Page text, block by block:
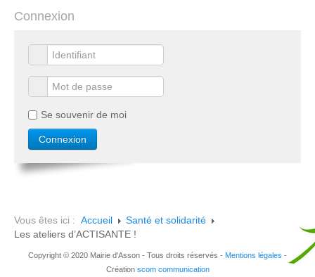
Connexion
Se souvenir de moi
Vous êtes ici : Accueil
Santé et solidarité
Les ateliers d’ACTISANTE !
Copyright © 2020 Mairie d'Asson - Tous droits réservés - Mentions légales -
Création scom communication